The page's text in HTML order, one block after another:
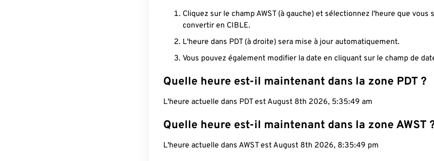
Cliquez sur le champ AWST (à gauche) et sélectionnez l'heure que vous
convertir en CIBLE.
L'heure dans PDT (à droite) sera mise à jour automatiquement.
Vous pouvez également modifier la date en cliquant sur le champ de
Quelle heure est-il maintenant dans la zone PDT ?
L'heure actuelle dans PDT est August 8th 2026, 5:35:50 am
Quelle heure est-il maintenant dans la zone AWST
L'heure actuelle dans AWST est August 8th 2026, 8:35:50 pm